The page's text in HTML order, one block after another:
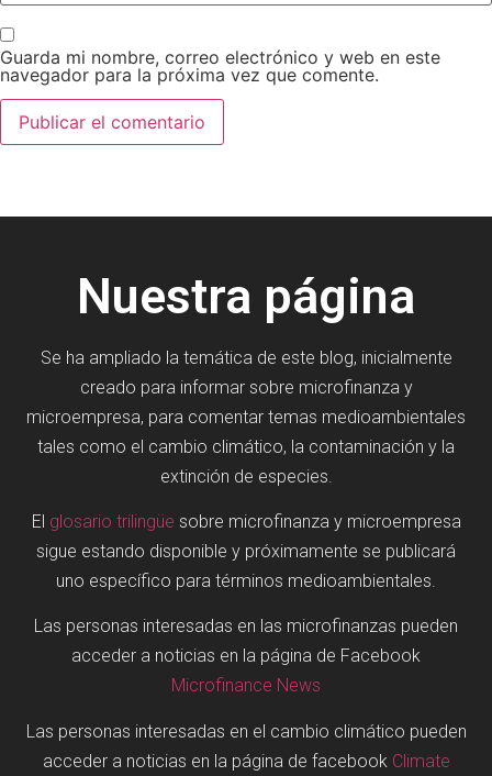
Guarda mi nombre, correo electrónico y web en este
navegador para la próxima vez que comente.
Nuestra página
Se ha ampliado la temática de este blog, inicialmente
creado para informar sobre microfinanza y
microempresa, para comentar temas medioambientales
tales como el cambio climático, la contaminación y la
extinción de especies.
El glosario trilingüe sobre microfinanza y microempresa
sigue estando disponible y próximamente se publicará
uno específico para términos medioambientales.
Las personas interesadas en las microfinanzas pueden
acceder a noticias en la página de Facebook
Microfinance News
Las personas interesadas en el cambio climático pueden
acceder a noticias en la página de facebook Climate